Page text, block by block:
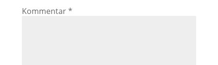
Kommentar*